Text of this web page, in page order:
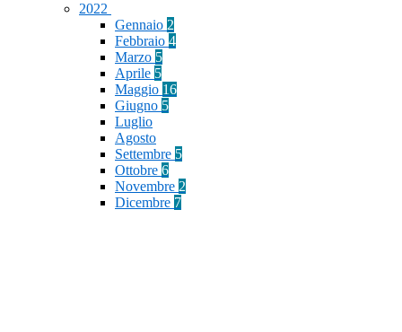
2022
Gennaio 2
Febbraio 4
Marzo 5
Aprile 5
Maggio 16
Giugno 5
Luglio
Agosto
Settembre 5
Ottobre 6
Novembre 2
Dicembre 7